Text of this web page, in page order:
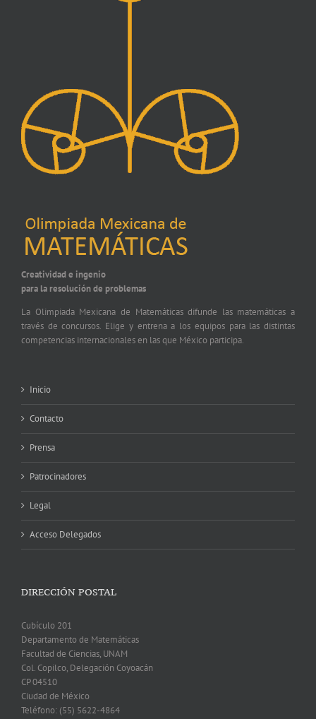
Creatividad e ingenio
para la resolución de problemas
La Olimpiada Mexicana de Matemáticas difunde las matemáticas a
través de concursos. Elige y entrena a los equipos para las distintas
competencias internacionales en las que México participa.
Inicio
Contacto
Prensa
Patrocinadores
Legal
Acceso Delegados
DIRECCIÓN POSTAL
Cubículo 201
Departamento de Matemáticas
Facultad de Ciencias, UNAM
Col. Copilco, Delegación Coyoacán
CP 04510
Ciudad de México
Teléfono: (55) 5622-4864